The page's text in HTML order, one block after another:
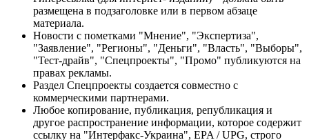
размещена в подзаголовке или в первом абзаце
материала.
Новости с пометками "Мнение", "Экспертиза",
"Заявление", "Регионы", "Деньги", "Власть", "Выборы",
"Тест-драйв", "Спецпроекты", "Промо" публикуются на
правах рекламы.
Раздел Спецпроекты создается совместно с
коммерческими партнерами.
Любое копирование, публикация, републикация и
другое распространение информации, которое содержит
ссылку на "Интерфакс-Украина", EPA / UPG, строго